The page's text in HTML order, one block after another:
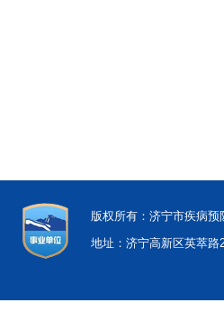
版权所有：济宁市疾病预
地址：济宁高新区英萃路